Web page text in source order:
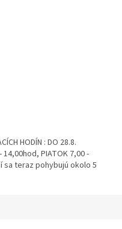
HODÍN : DO 28.8.
14,00hod, PIATOK 7,00 -
sa teraz pohybujú okolo 5